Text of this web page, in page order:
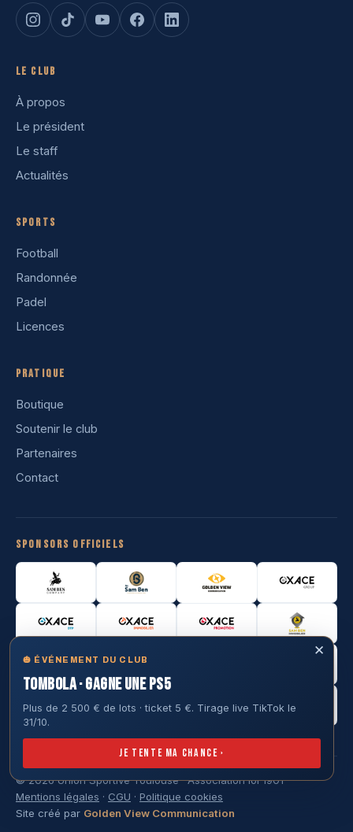
✕
🎃 ÉVÉNEMENT DU CLUB
TOMBOLA · GAGNE UNE PS5
Plus de 2 500 € de lots · ticket 5 €. Tirage live TikTok le
31/10.
Je tente ma chance ›
Le club
À propos
Le président
Le staff
Actualités
Sports
Football
Randonnée
Padel
Licences
Pratique
Boutique
Soutenir le club
Partenaires
Contact
Sponsors officiels
© 2026 Union Sportive Toulouse · Association loi 1901
Mentions légales · CGU · Politique cookies
Site créé par Golden View Communication